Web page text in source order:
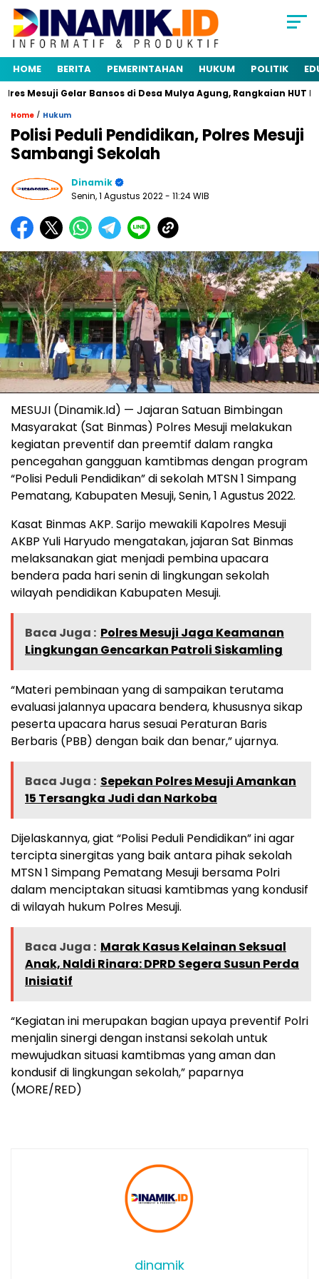
HOME BERITA PEMERINTAHAN HUKUM POLITIK
Mesuji Gelar Bansos di Desa Mulya Agung, Rangkaian HUT
Home / Hukum
Polisi Peduli Pendidikan, Polres Mesuji
Sambangi Sekolah
Dinamik
Senin, 1 Agustus 2022- 11:24 WIB
MESUJI (Dinamik.Id) — Jajaran Satuan Bimbingan
Masyarakat (Sat Binmas) Polres Mesuji melakukan
kegiatan preventif dan preemtif dalam rangka
pencegahan gangguan kamtibmas dengan program
“Polisi Peduli Pendidikan” di sekolah MTSN 1 Simpang
Pematang, Kabupaten Mesuji, Senin, 1 Agustus 2022.
Kasat Binmas AKP. Sarijo mewakili Kapolres Mesuji
AKBP Yuli Haryudo mengatakan, jajaran Sat Binmas
melaksanakan giat menjadi pembina upacara
bendera pada hari senin di lingkungan sekolah
wilayah pendidikan Kabupaten Mesuji.
Baca Juga : Polres Mesuji Jaga Keamanan
Lingkungan Gencarkan Patroli Siskamling
“Materi pembinaan yang di sampaikan terutama
evaluasi jalannya upacara bendera, khususnya sikap
peserta upacara harus sesuai Peraturan Baris
Berbaris (PBB) dengan baik dan benar,” ujarnya.
Baca Juga : Sepekan Polres Mesuji Amankan
15 Tersangka Judi dan Narkoba
Dijelaskannya, giat “Polisi Peduli Pendidikan” ini agar
tercipta sinergitas yang baik antara pihak sekolah
MTSN 1 Simpang Pematang Mesuji bersama Polri
dalam menciptakan situasi kamtibmas yang kondusif
di wilayah hukum Polres Mesuji.
Baca Juga : Marak Kasus Kelainan Seksual
Anak, Naldi Rinara: DPRD Segera Susun Perda
Inisiatif
“Kegiatan ini merupakan bagian upaya preventif Polri
menjalin sinergi dengan instansi sekolah untuk
mewujudkan situasi kamtibmas yang aman dan
kondusif di lingkungan sekolah,” paparnya
(MORE/RED)
dinamik